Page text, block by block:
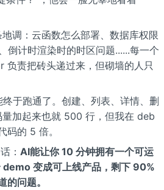
调：云函数怎么部署、数据库权限
倒计时渲染时的时区问题......每一个
负责把砖头递过来，但砌墙的人只
于跑通了。创建、列表、详情、删
加起来也就 500 行，但我在 deb
码的 5 倍。
： AI能让你 10 分钟拥有一个可运
变成可上线产品，剩下 90%
的问题。